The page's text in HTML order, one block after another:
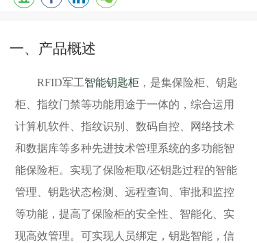
一、产品概述
RFID军工智能钥匙柜 ，是集保险柜、钥匙
柜、指纹门禁等功能用途于一体的，综合运用
计算机软件、指纹识别、数码自控、网络技术
和数据库等多种先进技术管理系统的多功能智
能保险柜。实现了保险柜取/还钥匙过程的智能
管理、钥匙状态检测、远程查询、审批和监控
等功能，提高了保险柜的安全性、智能化、实
现高效管理。可实现人员绑定，钥匙智能，信